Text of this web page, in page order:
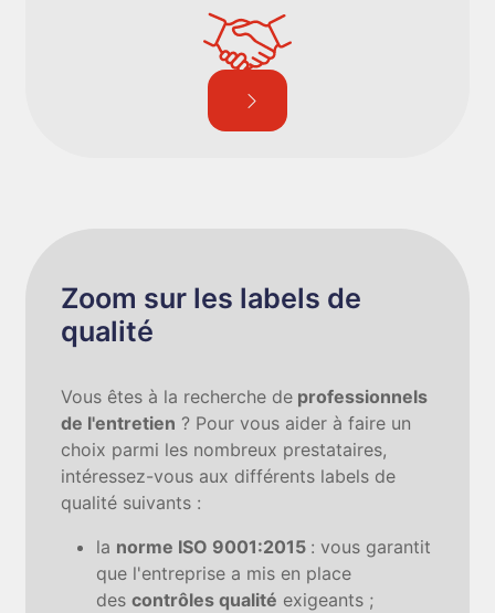
Zoom sur les labels de
qualité
Vous êtes à la recherche de professionnels
de l'entretien ? Pour vous aider à faire un
choix parmi les nombreux prestataires,
intéressez-vous aux différents labels de
qualité suivants :
la norme ISO 9001:2015 : vous garantit
que l'entreprise a mis en place
descontrôles qualité exigeants ;